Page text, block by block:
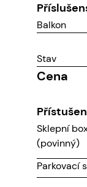
Balkon
Stav
Cena
Sklepní
(povinný)
Parkovací